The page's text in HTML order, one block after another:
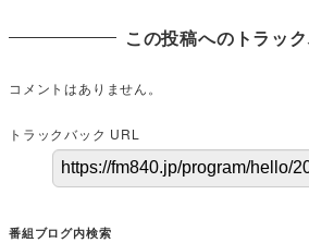
この投稿へのトラッ
コメントはありません。
トラックバック URL
番組ブログ内検索